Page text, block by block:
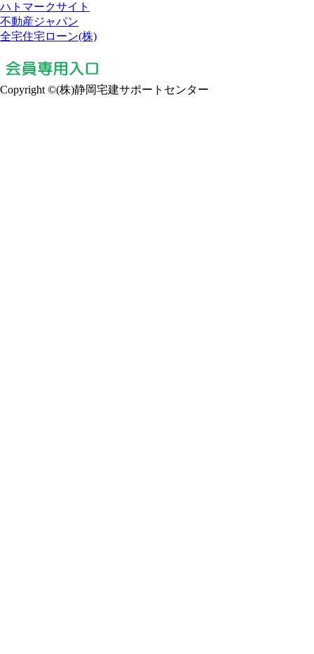
ハトマークサイト
不動産ジャパン
全宅住宅ローン(株)
Copyright ©(株)静岡宅建サポートセンター